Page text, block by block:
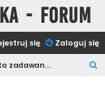
- Forum
Zaloguj się
się
Często zadawane pytania